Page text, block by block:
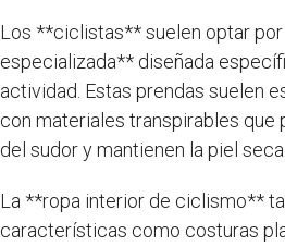
Los **ciclistas** suelen optar
especializada** diseñada
actividad. Estas prendas suelen
con materiales transpirables que
del sudor y mantienen la piel seca.
La **ropa interior de ciclismo**
características como costuras